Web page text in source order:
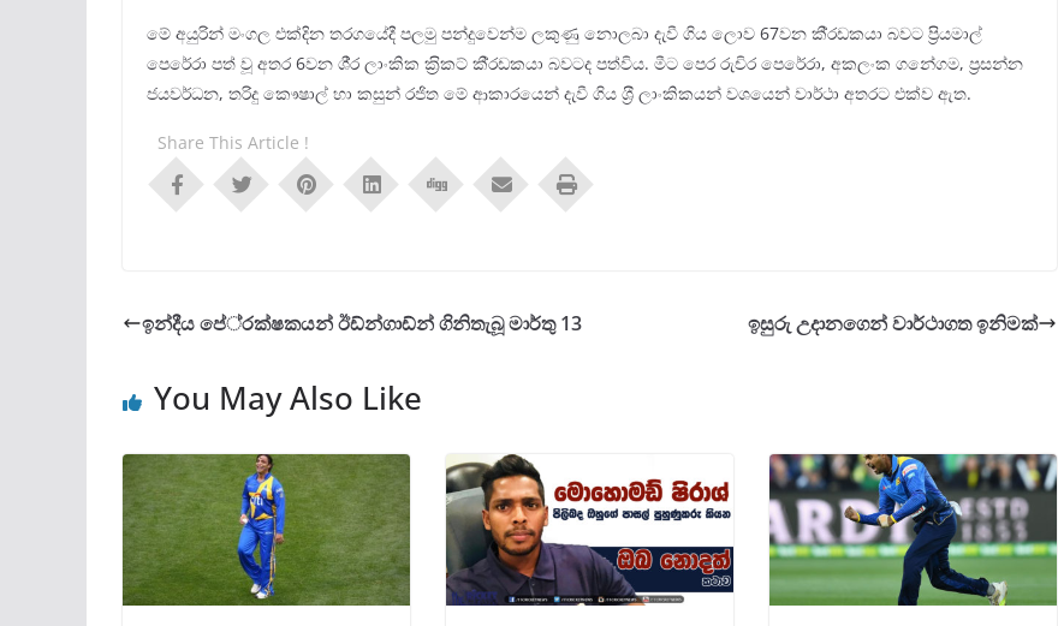
මේ අයුරින් මංගල එක්දින තරගයේදී පලමු පන්දුවෙන්ම ලකුණු නොලබා දැවී ගිය ලොව 67වන කී‍්‍රඩකයා බවට ප‍්‍රියමාල්
පෙරේරා පත් වූ අතර 6වන ශී‍්‍ර ලාංකික ක‍්‍රිකට් කී‍්‍රඩකයා බවටද පත්විය. මීට පෙර රුචිර පෙරේරා, අකලංක ගනේගම, ප‍්‍රසන්න
ජයවර්ධන, තරිදු කෞෂාල් හා කසුන් රජිත මේ ආකාරයෙන් දැවී ගිය ශ‍්‍රී ලාංකිකයන් වශයෙන් වාර්ථා අතරට එක්ව ඇත.
Share This Article !
ඉන්දීය පේ‍්‍රක්ෂකයන් ඊඩ්න්ගාඩ්න් ගිනිතැබූ මාර්තු 13 ඉසුරු උදානගෙන් වාර්ථාගත ඉනිමක්
You May Also Like